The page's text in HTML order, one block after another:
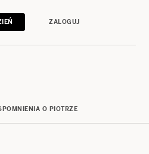
ZALOGUJ
O PIOTRZE